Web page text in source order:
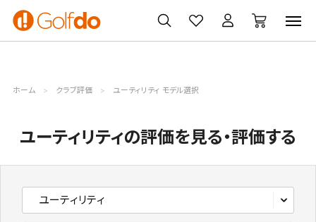
ゴルフ
クラブ
ゴルフ用品
買取
無料査定
クーポン
一覧
ホーム クラブ評価 ユーティリティ モデル選択
ユーティリティの評価を見る・評価する